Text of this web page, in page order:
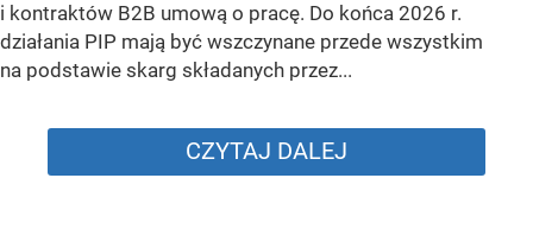
i kontraktów B2B umową o pracę. Do końca 2026 r.
działania PIP mają być wszczynane przede wszystkim
na podstawie skarg składanych przez...
CZYTAJ DALEJ